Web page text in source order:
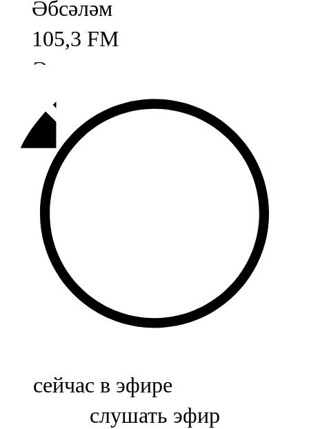
Әбсәләм
105,3 FM
Әлмәт
92,9 FM
Базарлы матак
107,1 FM
Балык бистәсе
104,9 FM
Баулы
107,5 FM
Биләр
Болгар
сейчас в эфире
слушать эфир